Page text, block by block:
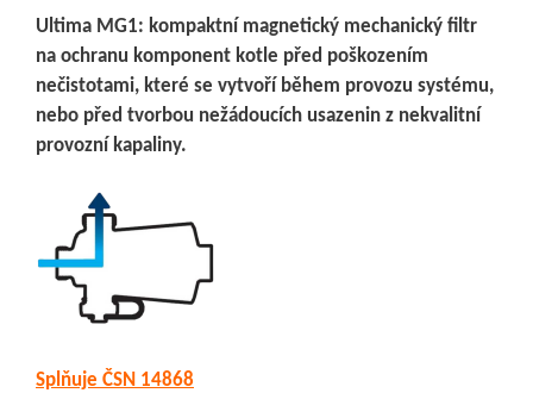
Ultima MG1: kompaktní magnetický mechanický filtr
na ochranu komponent kotle před poškozením
nečistotami, které se vytvoří během provozu systému,
nebo před tvorbou nežádoucích usazenin z nekvalitní
provozní kapaliny.
Splňuje ČSN 14868